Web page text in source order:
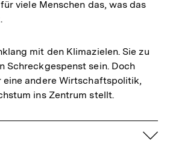
viele Menschen das, was das
mit den Klimazielen. Sie zu
Schreckgespenst sein. Doch
andere Wirtschaftspolitik,
ins Zentrum stellt.